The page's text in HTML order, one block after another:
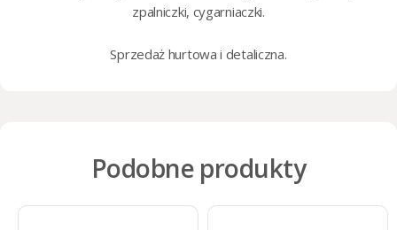
zpalniczki, cygarniaczki.
Sprzedaż hurtowa i detaliczna.
Podobne produkty